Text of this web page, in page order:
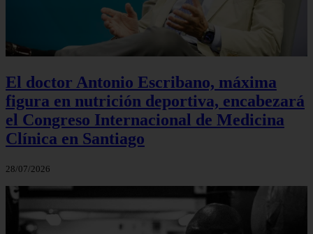
El doctor Antonio Escribano, máxima
figura en nutrición deportiva, encabezará
el Congreso Internacional de Medicina
Clínica en Santiago
28/07/2026